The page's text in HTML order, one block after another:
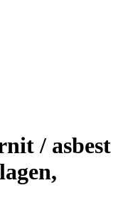
/ asbest